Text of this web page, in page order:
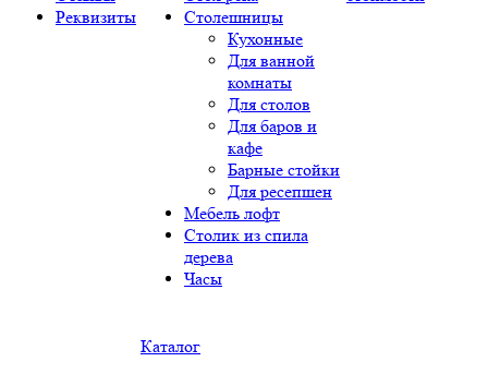
Реквизиты
Столешницы
Кухонные
Для ванной
комнаты
Для столов
Для баров и
кафе
Барные стойки
Для ресепшен
Мебель лофт
Столик из спила
дерева
Часы
Каталог